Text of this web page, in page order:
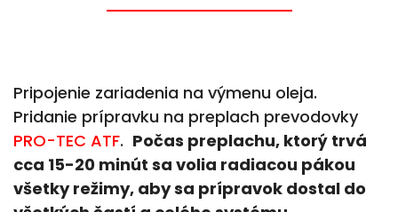
Pripojenie zariadenia na výmenu oleja.
Pridanie prípravku na preplach prevodovky
PRO-TEC ATF. Počas preplachu, ktorý trvá
cca 15-20 minút sa volia radiacou pákou
všetky režimy, aby sa prípravok dostal do